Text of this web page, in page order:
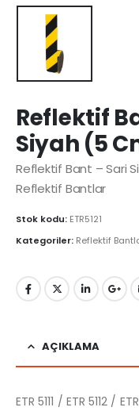
Reflektif
Siyah (5
Reflektif Bant – Sari
Reflektif Bantlar
Stok kodu: ETR5121
Kategoriler: Reflektif
AÇIKLAMA
ETR 5111 / ETR 5112 /